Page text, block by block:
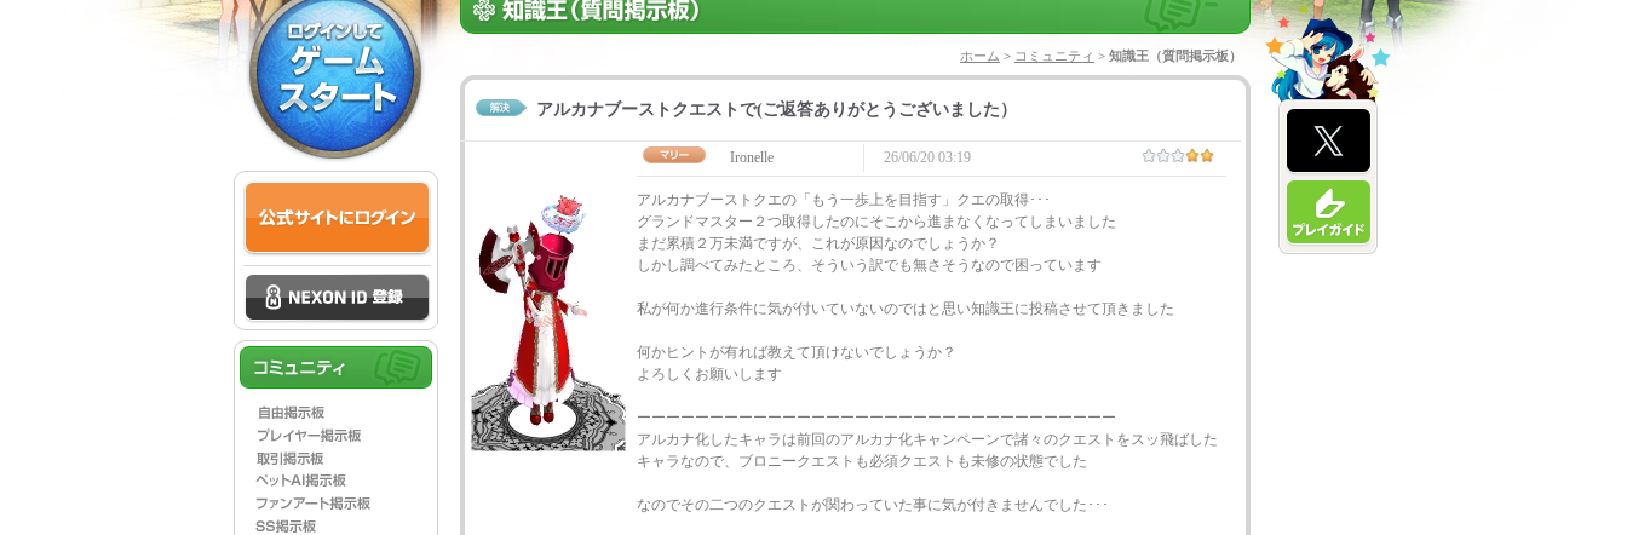
ホーム > コミュニティ > 知識王（質問掲示板）
アルカナブーストクエストで(ご返答ありがとうございました）
Ironelle 26/06/20 03:19
アルカナブーストクエの「もう一歩上を目指す」クエの取得･･･
グランドマスター２つ取得したのにそこから進まなくなってしまいました
まだ累積２万未満ですが、これが原因なのでしょうか？
しかし調べてみたところ、そういう訳でも無さそうなので困っています
私が何か進行条件に気が付いていないのではと思い知識王に投稿させて頂きました
何かヒントが有れば教えて頂けないでしょうか？
よろしくお願いします
ーーーーーーーーーーーーーーーーーーーーーーーーーーーーーーーーー
アルカナ化したキャラは前回のアルカナ化キャンペーンで諸々のクエストをスッ飛ばした
キャラなので、ブロニークエストも必須クエストも未修の状態でした
なのでその二つのクエストが関わっていた事に気が付きませんでした･･･